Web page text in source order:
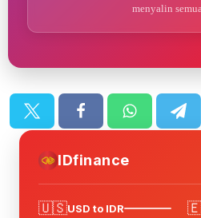
menyalin
IDfinance
🇺🇸USD to IDR